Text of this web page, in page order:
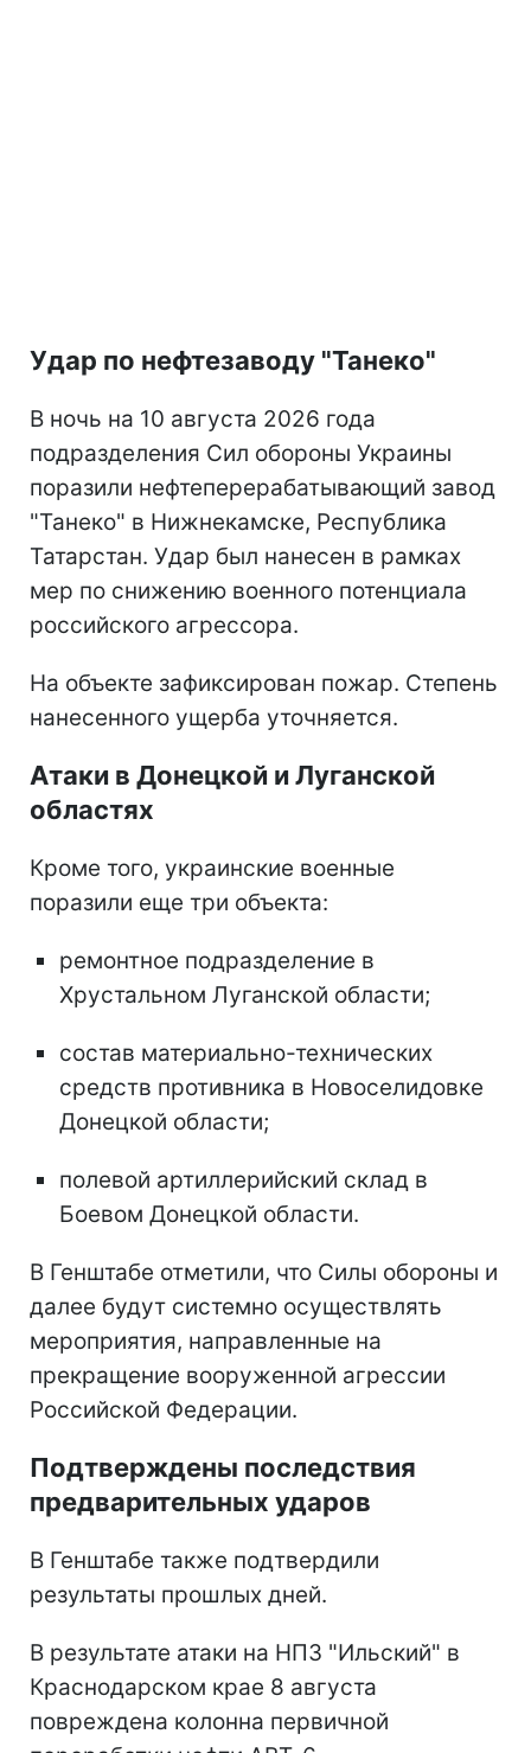
Удар по нефтезаводу "Танеко"
В ночь на 10 августа 2026 года
подразделения Сил обороны Украины
поразили нефтеперерабатывающий завод
"Танеко" в Нижнекамске, Республика
Татарстан. Удар был нанесен в рамках
мер по снижению военного потенциала
российского агрессора.
На объекте зафиксирован пожар. Степень
нанесенного ущерба уточняется.
Атаки в Донецкой и Луганской
областях
Кроме того, украинские военные
поразили еще три объекта:
ремонтное подразделение в
Хрустальном Луганской области;
состав материально-технических
средств противника в Новоселидовке
Донецкой области;
полевой артиллерийский склад в
Боевом Донецкой области.
В Генштабе отметили, что Силы обороны и
далее будут системно осуществлять
мероприятия, направленные на
прекращение вооруженной агрессии
Российской Федерации.
Подтверждены последствия
предварительных ударов
В Генштабе также подтвердили
результаты прошлых дней.
В результате атаки на НПЗ "Ильский" в
Краснодарском крае 8 августа
повреждена колонна первичной